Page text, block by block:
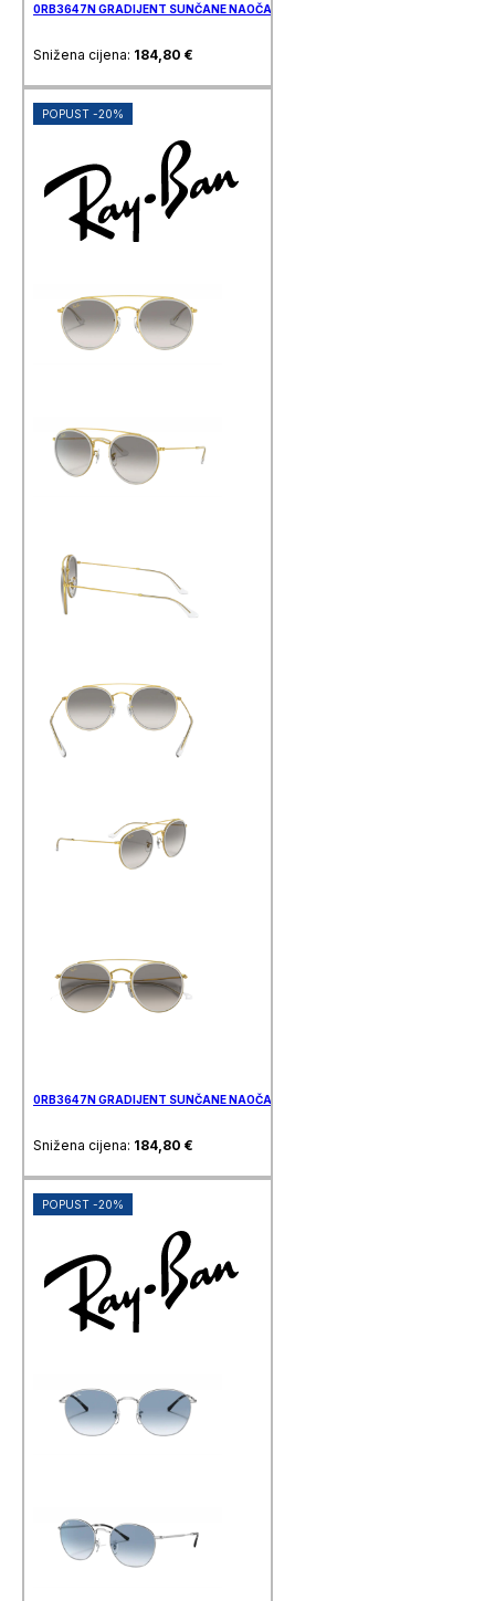
0RB3647N GRADIJENT SUNČANE NAOČALE RAY BAN
Snižena cijena: 184,80 €
POPUST -20%
0RB3647N GRADIJENT SUNČANE NAOČALE RAY BAN
Snižena cijena: 184,80 €
POPUST -20%